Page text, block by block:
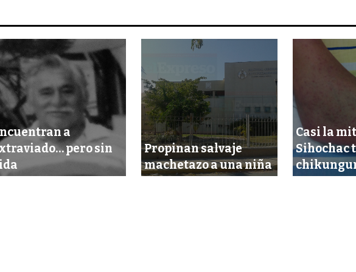
a
pero sin
Propinan salvaje
machetazo a una niña
Casi la
Sihochac